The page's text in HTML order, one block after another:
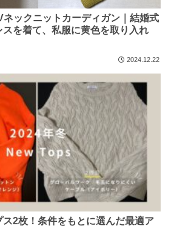
ックニットカーディガン｜結婚式
を着て、私服に黄色を取り入れ
2024.12.22
ス2枚！条件をもとに選んだ最適ア